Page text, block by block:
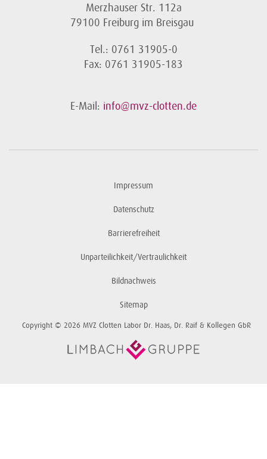
Merzhauser Str. 112a
79100 Freiburg im Breisgau
Tel.: 0761 31905-0
Fax: 0761 31905-183
E-Mail: info@mvz-clotten.de
Impressum
Datenschutz
Barrierefreiheit
Unparteilichkeit/Vertraulichkeit
Bildnachweis
Sitemap
Copyright © 2026 MVZ Clotten Labor Dr. Haas, Dr. Raif & Kollegen GbR